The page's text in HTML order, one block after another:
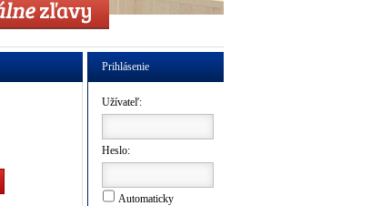
Prihlásenie
Užívateľ:
Heslo:
Automaticky